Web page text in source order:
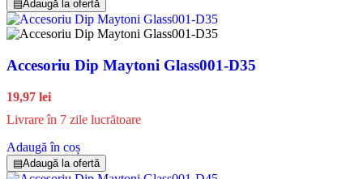
▤Adaugă la ofertă
Accesoriu Dip Maytoni Glass001-D35
19,97 lei
Livrare în 7 zile lucrătoare
Adaugă în coș
▤Adaugă la ofertă